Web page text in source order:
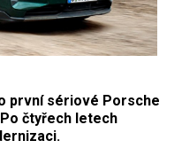
první sériové Porsche
čtyřech letech